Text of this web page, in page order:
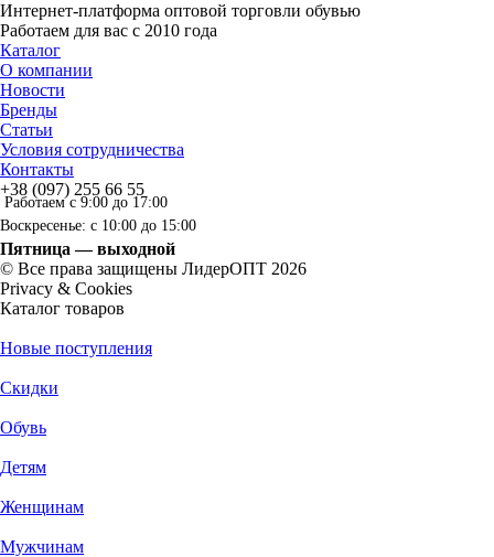
Интернет-платформа оптовой торговли обувью
Работаем для вас с 2010 года
Каталог
О компании
Новости
Бренды
Статьи
Условия сотрудничества
Контакты
+38 (097) 255 66 55
Работаем с 9:00 до 17:00
Воскресенье: с 10:00 до 15:00
Пятница — выходной
© Все права защищены ЛидерОПТ 2026
Privacy & Cookies
Каталог товаров
Новые поступления
Скидки
Обувь
Детям
Женщинам
Мужчинам